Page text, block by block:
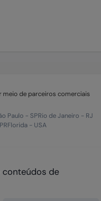
meio de parceiros comerciais
Paulo - SPRio de Janeiro - RJ
PRFlorida - USA
conteúdos de